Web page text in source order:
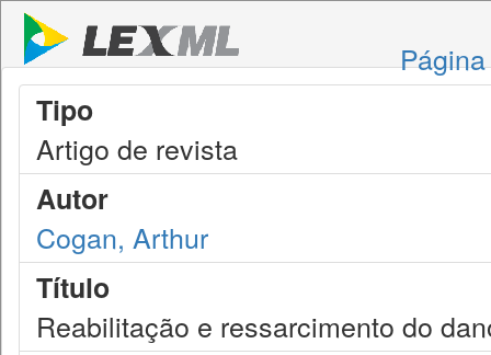
Tipo
Artigo de revista
Autor
Cogan, Arthur
Título
Reabilitação e ressarcimento do